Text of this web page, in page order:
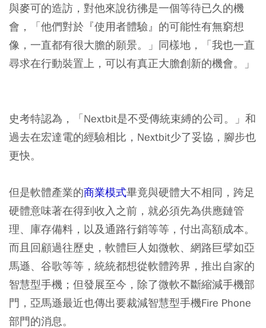
與麥可的造訪，對他來說彷彿是一個等待已久的機
會，「他們對於『使用者體驗』的可能性有無窮想
像，一直都有很大膽的願景。」同樣地，「我也一直
尋求在行動裝置上，可以有真正大膽創新的機會。」
史考特認為，「Nextbit是不受傳統束縛的公司。」和
過去在宏達電的經驗相比，Nextbit少了妥協，腳步也
更快。
但是軟體產業的商業模式畢竟與硬體大不相同，跨足
硬體意味著在得到收入之前，就必須先為供應鏈管
理、庫存備料，以及通路行銷等等，付出高額成本。
而且回顧過往歷史，軟體巨人如微軟、網路巨擘如亞
馬遜、谷歌等等，統統都想從軟體跨界，推出自家的
智慧型手機；但發展至今，除了微軟不斷縮減手機部
門，亞馬遜最近也傳出要裁減智慧型手機Fire Phone
部門的消息。